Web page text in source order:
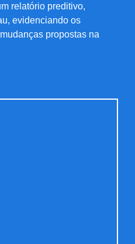
relatório preditivo,
evidenciando os
propostas na